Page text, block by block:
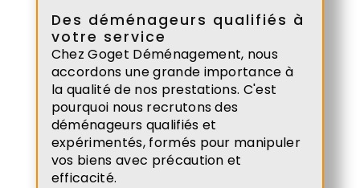
Des déménageurs qualifiés à
votre service
Chez Goget Déménagement, nous
accordons une grande importance à
la qualité de nos prestations. C'est
pourquoi nous recrutons des
déménageurs qualifiés et
expérimentés, formés pour manipuler
vos biens avec précaution et
efficacité.